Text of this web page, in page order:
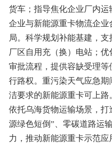
货车；指导焦化企业厂内
企业与新能源重卡物流企
局。科学规划补能基建，
厂区自用充（换）电站；
审批流程，提供容缺受理
行路权。重污染天气应急
洁要求的新能源重卡可上路
依托乌海货物运输场景，
源绿色短倒”、零碳道路运
力，推动新能源重卡示范应